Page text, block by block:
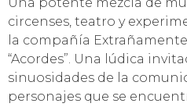
circenses, teatro y
la compañía
“Acordes”. Una lúdica
sinuosidades de la
personajes que se